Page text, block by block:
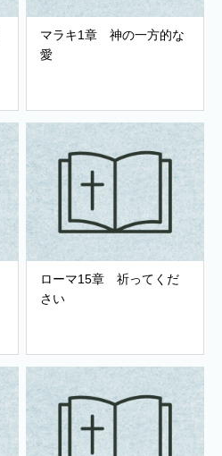
マラキ1章 神の一方的な
愛
ローマ15章 祈ってくだ
さい